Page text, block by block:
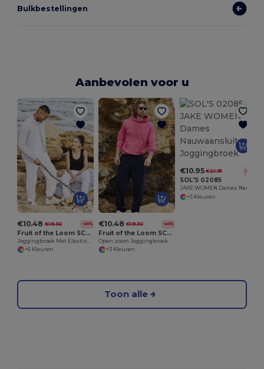
Bulkbestellingen
Aanbevolen voor u
€10.48 €19.30 -46%
Fruit of the Loom SC290
+6 Kleuren
€10.48 €19.30 -46%
Fruit of the Loom SC293
Open zoom Joggingbroek
+3 Kleuren
€10.95 €21.91 -50%
SOL'S 02085
+5 Kleuren
Toon alle